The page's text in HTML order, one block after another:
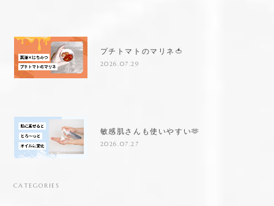
プチトマトのマリネ🍅
2026.07.29
敏感肌さんも使いやすい🫶
2026.07.27
CATEGORIES